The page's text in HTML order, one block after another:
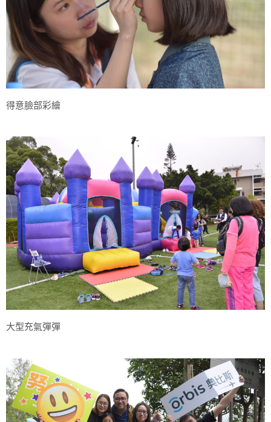
得意臉部彩繪
大型充氣彈彈